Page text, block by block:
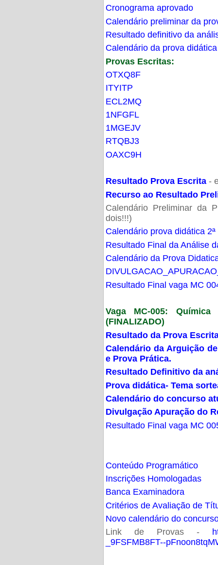
Cronograma aprovado
Calendário preliminar da
Resultado definitivo da
Calendário da prova didática
Provas Escritas:
OTXQ8F
ITYITP
ECL2MQ
1NFGFL
1MGEJV
RTQBJ3
OAXC9H
Resultado Prova Escrita -
Recurso ao Resultado
Calendário Preliminar da
dois!!!)
Calendário prova didática
Resultado Final da Análise
Calendário da Prova
Resultado Final vaga MC
Vaga MC-005:
(FINALIZADO)
Resultado da Prova
Calendário da Arguição
e Prova Prática.
Resultado Definitivo da
Prova didática- Tema
Calendário do concurso
Divulgação Apuração do
Resultado Final vaga MC
Conteúdo Programático
Inscrições Homologadas
Banca Examinadora
Critérios de Avaliação de
Novo calendário do
Link de Provas -
_9FSFMB8FT--